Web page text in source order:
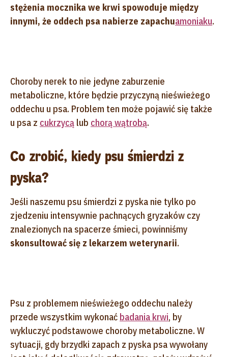
stężenia mocznika we krwi spowoduje między
innymi, że oddech psa nabierze zapachuamoniaku.
Choroby nerek to nie jedyne zaburzenie
metaboliczne, które będzie przyczyną nieświeżego
oddechu u psa. Problem ten może pojawić się także
u psa z cukrzycą lub chorą wątrobą.
Co zrobić, kiedy psu śmierdzi z
pyska?
Jeśli naszemu psu śmierdzi z pyska nie tylko po
zjedzeniu intensywnie pachnących gryzaków czy
znalezionych na spacerze śmieci, powinniśmy
skonsultować się z lekarzem weterynarii.
Psu z problemem nieświeżego oddechu należy
przede wszystkim wykonać badania krwi, by
wykluczyć podstawowe choroby metaboliczne. W
sytuacji, gdy brzydki zapach z pyska psa wywołany